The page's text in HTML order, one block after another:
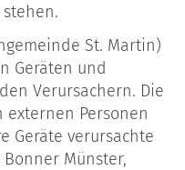
St. Martin)
Geräten und
Verursachern. Die
Personen
Geräte verursachte
Münster,